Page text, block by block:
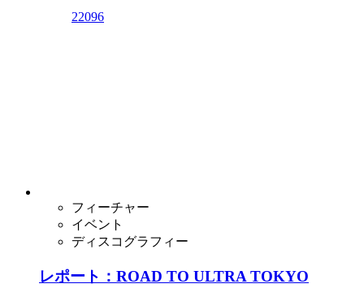
22096
フィーチャー
イベント
ディスコグラフィー
レポート：ROAD TO ULTRA TOKYO